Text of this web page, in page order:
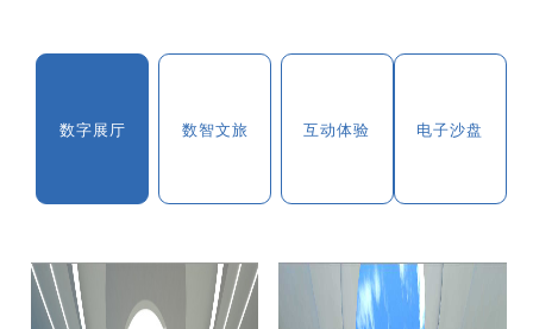
数字展厅 数智文旅 互动体验 电子沙盘